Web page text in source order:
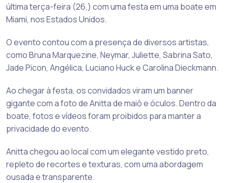
última terça-feira (26,) com uma festa em uma boate em
Miami, nos Estados Unidos.
O evento contou com a presença de diversos artistas,
como Bruna Marquezine, Neymar, Juliette, Sabrina Sato,
Jade Picon, Angélica, Luciano Huck e Carolina Dieckmann.
Ao chegar à festa, os convidados viram um banner
gigante com a foto de Anitta de maiô e óculos. Dentro da
boate, fotos e vídeos foram proibidos para manter a
privacidade do evento.
Anitta chegou ao local com um elegante vestido preto,
repleto de recortes e texturas, com uma abordagem
ousada e transparente.